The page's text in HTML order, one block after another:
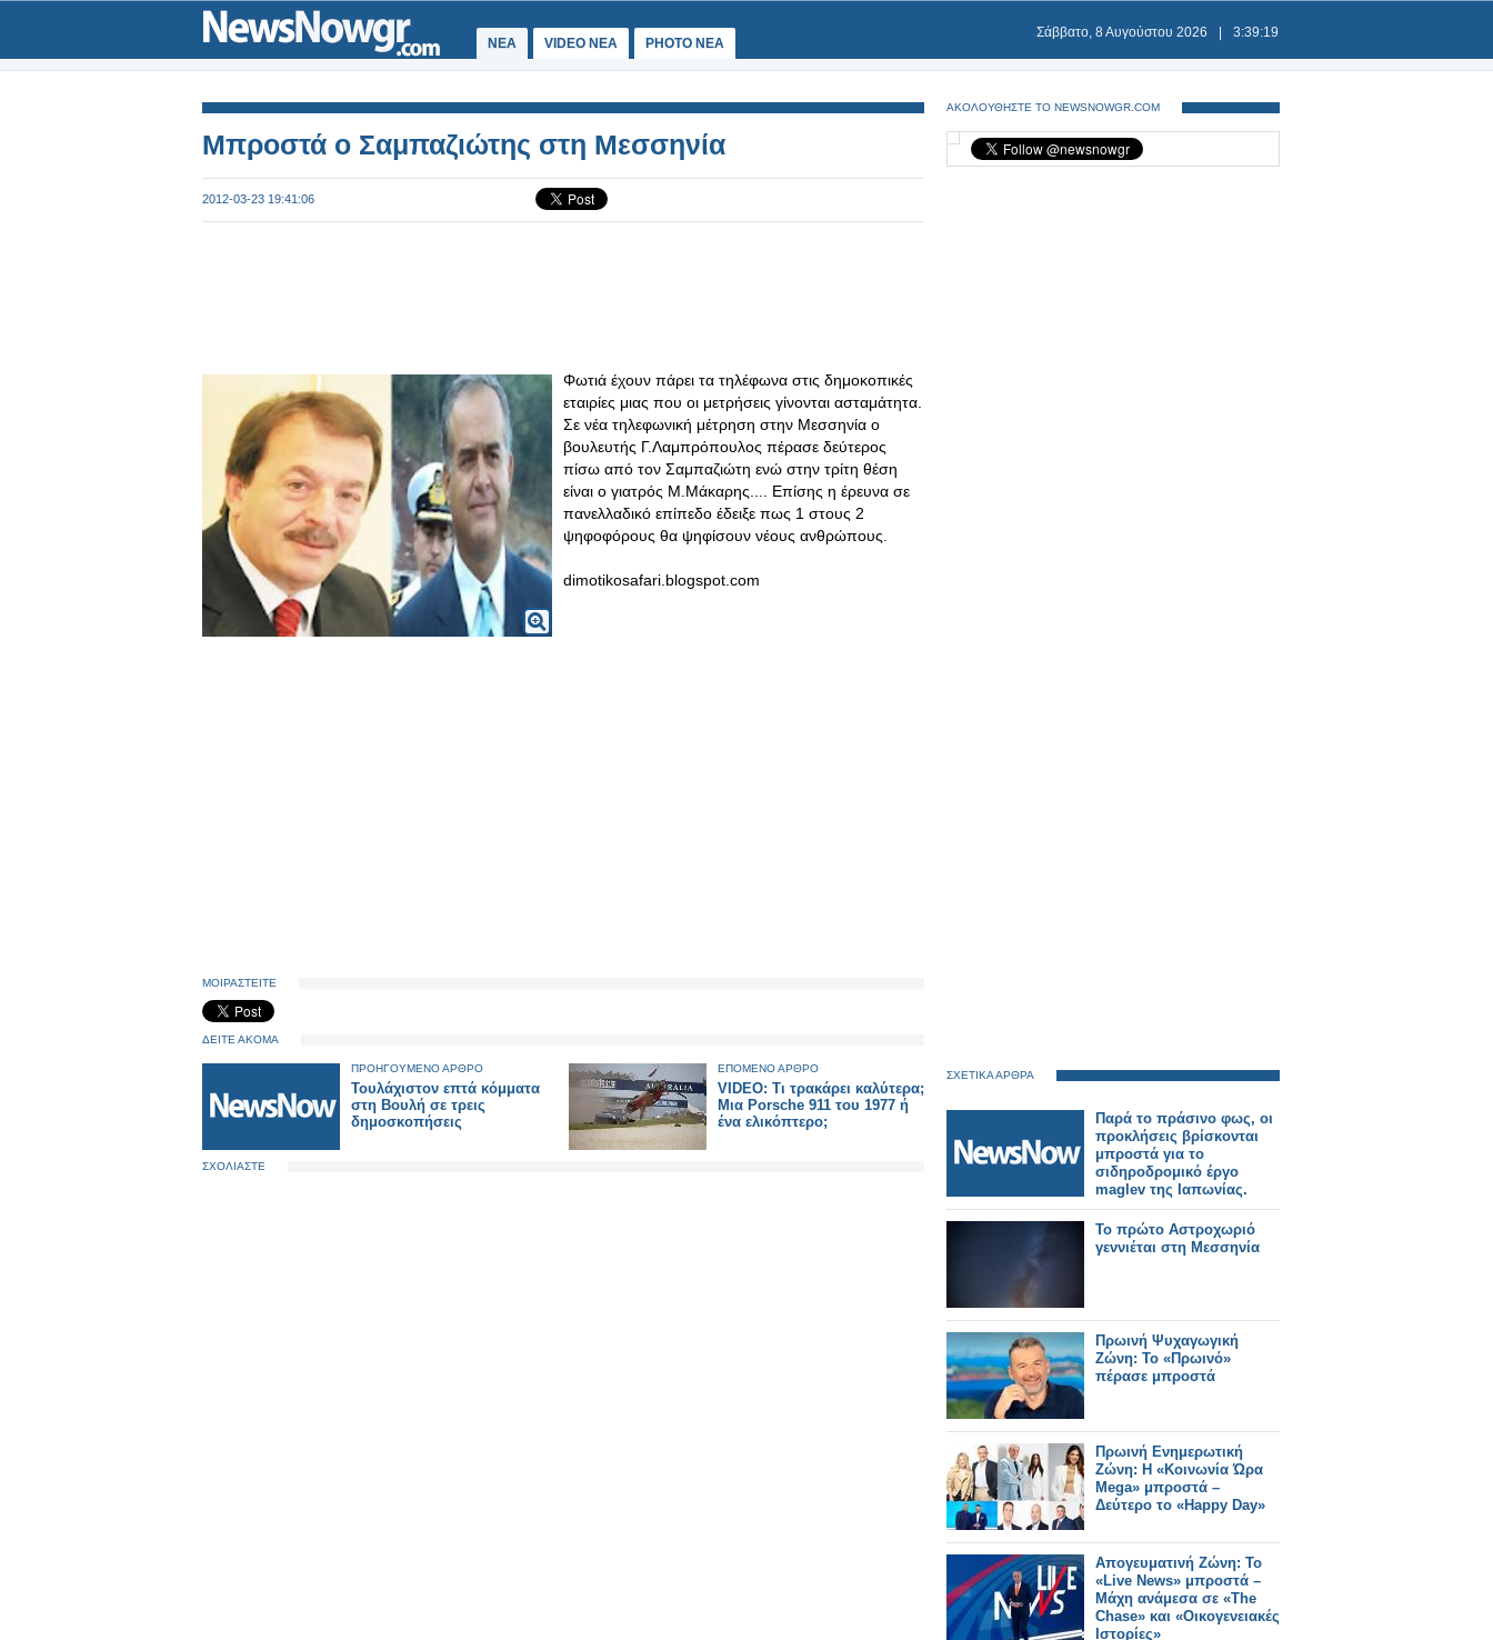
ΝΕΑ VIDEO NEA PHOTO NEA
Σάββατο, 8 Αυγούστου 2026 3:39:20
Μπροστά ο Σαμπαζιώτης στη Μεσσηνία
2012-03-23 19:41:06
Φωτιά έχουν πάρει τα τηλέφωνα στις δημοκοπικές
εταιρίες μιας που οι μετρήσεις γίνονται ασταμάτητα.
Σε νέα τηλεφωνική μέτρηση στην Μεσσηνία ο
βουλευτής Γ.Λαμπρόπουλος πέρασε δεύτερος
πίσω από τον Σαμπαζιώτη ενώ στην τρίτη θέση
είναι ο γιατρός Μ.Μάκαρης.... Επίσης η έρευνα σε
πανελλαδικό επίπεδο έδειξε πως 1 στους 2
ψηφοφόρους θα ψηφίσουν νέους ανθρώπους.
dimotikosafari.blogspot.com
ΜΟΙΡΑΣΤΕΙΤΕ
ΔΕΙΤΕ ΑΚΟΜΑ
ΠΡΟΗΓΟΥΜΕΝΟ ΑΡΘΡΟ
Τουλάχιστον επτά κόμματα
στη Βουλή σε τρεις
δημοσκοπήσεις
ΕΠΟΜΕΝΟ ΑΡΘΡΟ
VIDEO: Τι τρακάρει καλύτερα;
Μια Porsche 911 του 1977 ή
ένα ελικόπτερο;
ΣΧΟΛΙΑΣΤΕ
ΑΚΟΛΟΥΘΗΣΤΕ ΤΟ NEWSNOWGR.COM
ΣΧΕΤΙΚΑ ΑΡΘΡΑ
Παρά το πράσινο φως, οι
προκλήσεις βρίσκονται
μπροστά για το
σιδηροδρομικό έργο
maglev της Ιαπωνίας.
Το πρώτο Αστροχωριό
γεννιέται στη Μεσσηνία
Πρωινή Ψυχαγωγική
Ζώνη: Το «Πρωινό»
πέρασε μπροστά
Πρωινή Ενημερωτική
Ζώνη: Η «Κοινωνία Ώρα
Mega» μπροστά –
Δεύτερο το «Happy Day»
Απογευματινή Ζώνη: Το
«Live News» μπροστά –
Μάχη ανάμεσα σε «The
Chase» και «Οικογενειακές
Ιστορίες»